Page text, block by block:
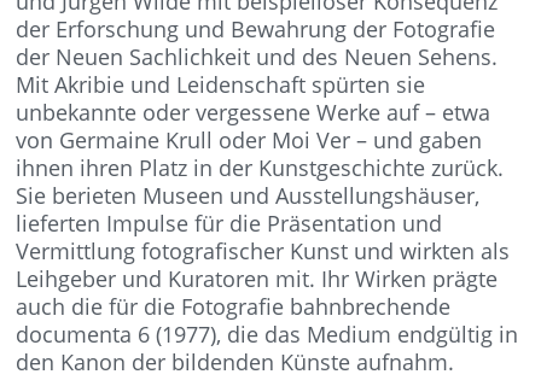
der Erforschung und Bewahrung der Fotografie
der Neuen Sachlichkeit und des Neuen Sehens.
Mit Akribie und Leidenschaft spürten sie
unbekannte oder vergessene Werke auf – etwa
von Germaine Krull oder Moi Ver – und gaben
ihnen ihren Platz in der Kunstgeschichte zurück.
Sie berieten Museen und Ausstellungshäuser,
lieferten Impulse für die Präsentation und
Vermittlung fotografischer Kunst und wirkten als
Leihgeber und Kuratoren mit. Ihr Wirken prägte
auch die für die Fotografie bahnbrechende
documenta 6 (1977), die das Medium endgültig in
den Kanon der bildenden Künste aufnahm.